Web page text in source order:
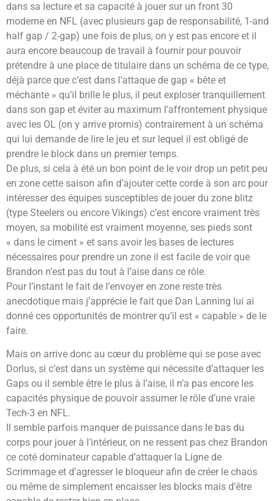
dans sa lecture et sa capacité à jouer sur un front 30
moderne en NFL (avec plusieurs gap de responsabilité, 1-and
half gap / 2-gap) une fois de plus, on y est pas encore et il
aura encore beaucoup de travail à fournir pour pouvoir
prétendre à une place de titulaire dans un schéma de ce type,
déjà parce que c’est dans l’attaque de gap « bête et
méchante » qu’il brille le plus, il peut exploser tranquillement
dans son gap et éviter au maximum l’affrontement physique
avec les OL (on y arrive promis) contrairement à un schéma
qui lui demande de lire le jeu et sur lequel il est obligé de
prendre le block dans un premier temps.
De plus, si cela à été un bon point de le voir drop un petit peu
en zone cette saison afin d’ajouter cette corde à son arc pour
intéresser des équipes susceptibles de jouer du zone blitz
(type Steelers ou encore Vikings) c’est encore vraiment très
moyen, sa mobilité est vraiment moyenne, ses pieds sont
« dans le ciment » et sans avoir les bases de lectures
nécessaires pour prendre un zone il est facile de voir que
Brandon n’est pas du tout à l’aise dans ce rôle.
Pour l’instant le fait de l’envoyer en zone reste très
anecdotique mais j’apprécie le fait que Dan Lanning lui ai
donné ces opportunités de montrer qu’il est « capable » de le
faire.
Mais on arrive donc au cœur du problème qui se pose avec
Dorlus, si c’est dans un système qui nécessite d’attaquer les
Gaps ou il semble être le plus à l’aise, il n’a pas encore les
capacités physique de pouvoir assumer le rôle d’une vraie
Tech-3 en NFL.
Il semble parfois manquer de puissance dans le bas du
corps pour jouer à l’intérieur, on ne ressent pas chez Brandon
ce coté dominateur capable d’attaquer la Ligne de
Scrimmage et d’agresser le bloqueur afin de créer le chaos
ou même de simplement encaisser les blocks mais d’être